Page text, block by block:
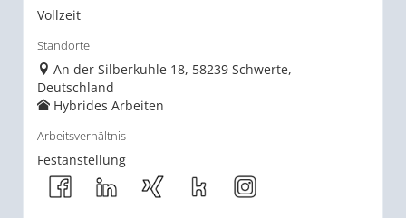
Vollzeit
Standorte
An der Silberkuhle 18, 58239 Schwerte,
Deutschland
Hybrides Arbeiten
Arbeitsverhältnis
Festanstellung